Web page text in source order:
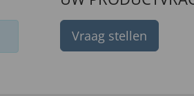
Vraag stellen